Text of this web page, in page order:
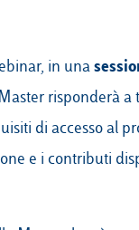
in una
risponderà a
di accesso al
e i contributi